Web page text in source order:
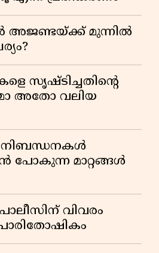
അജണ്ടയ്ക്ക് മുന്നിൽ
സൃഷ്ടിച്ചതിന്റെ
അതോ വലിയ
നിബന്ധനകൾ
പോകുന്ന മാറ്റങ്ങൾ
വിവരം